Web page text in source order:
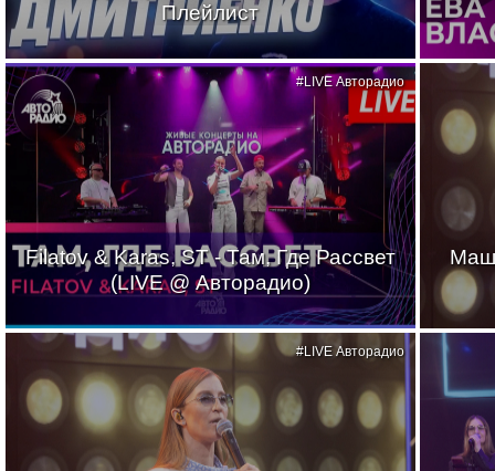
Плейлист
Filatov & Karas, ST - Там, Где Рассвет
(LIVE @ Авторадио)
#LIVE Авторадио
#LIVE Авторадио